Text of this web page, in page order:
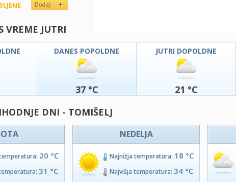
VREME JUTRI
DANES POPOLDNE
37 °C
JUTRI DOPOLDNE
21 °C
DNI - TOMIŠELJ
20 °C
31 °C
NEDELJA
Najnižja temperatura: 18 °C
Najvišja temperatura: 34 °C